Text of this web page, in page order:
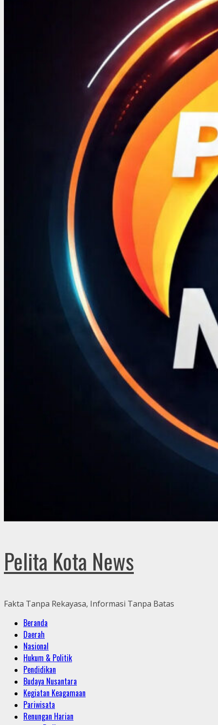
Pelita Kota News
Fakta Tanpa Rekayasa, Informasi Tanpa Batas
Primary
Menu
Beranda
Daerah
Nasional
Hukum & Politik
Pendidikan
Budaya Nusantara
Kegiatan Keagamaan
Pariwisata
Renungan Harian